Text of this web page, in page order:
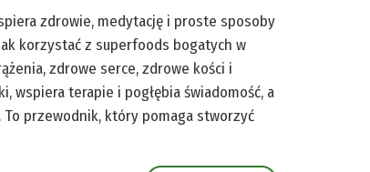
zdrowie, medytację i proste sposoby
korzystać z superfoods bogatych w
zdrowe serce, zdrowe kości i
wspiera terapie i pogłębia świadomość, a
To przewodnik, który pomaga stworzyć